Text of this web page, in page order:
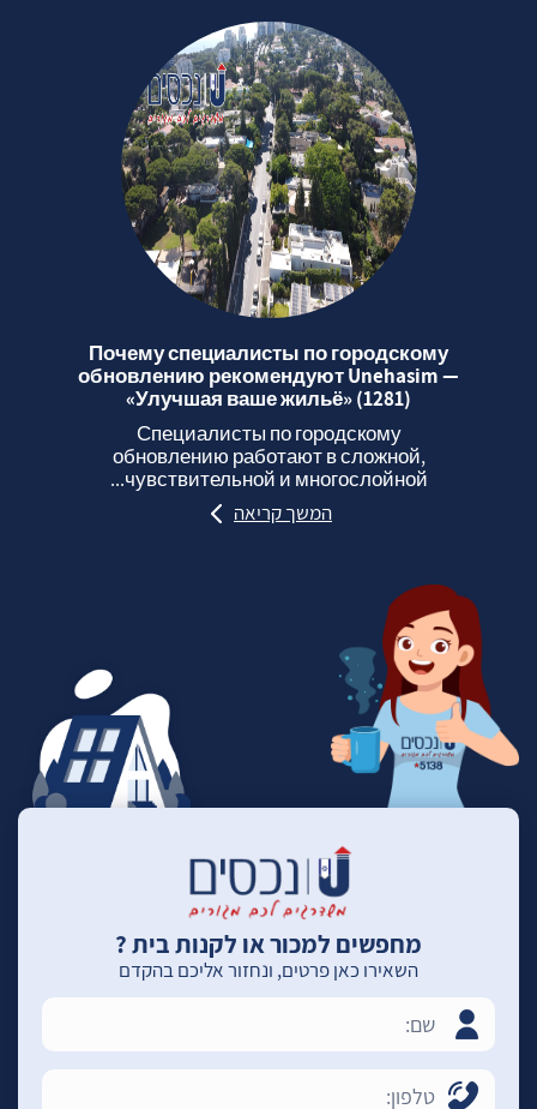
Почему специалисты по городскому
обновлению рекомендуют Unehasim —
«Улучшая ваше жильё» (1281)
Специалисты по городскому
обновлению работают в сложной,
чувствительной и многослойной...
המשך קריאה
מחפשים למכור או לקנות בית ?
השאירו כאן פרטים, ונחזור אליכם בהקדם